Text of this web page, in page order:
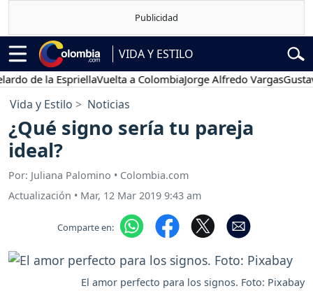
VIDA Y ESTILO
la EspriellaVuelta a ColombiaJorge Alfredo VargasGustavo
Vida y Estilo Noticias
¿Qué signo sería tu pareja
ideal?
Por: Juliana Palomino • Colombia.com
Actualización • Mar, 12 Mar 2019 9:43 am
Comparte en:
El amor perfecto para los signos. Foto: Pixabay